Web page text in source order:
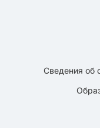
Сведения об